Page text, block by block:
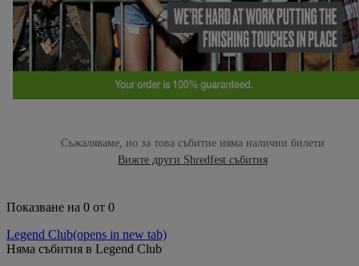
Съжаляваме, но за това събитие няма налични билети
Вижте други Shredfest събития
Показване на 0 от 0
Legend Club(opens in new tab)
Няма събития в Legend Club